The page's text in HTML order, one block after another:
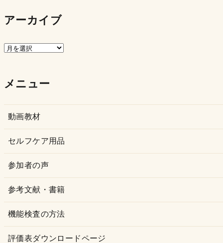
アーカイブ
ア
イ
メニュー
動画教材
セルフケア用品
参加者の声
参考文献・書籍
機能検査の方法
評価表ダウンロードページ